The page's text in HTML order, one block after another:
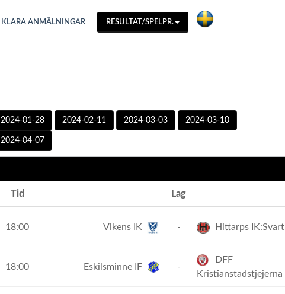
KLARA ANMÄLNINGAR RESULTAT/SPELPR.
2024-01-28 2024-02-11 2024-03-03 2024-03-10
2024-04-07
Tid Lag
18:00 Vikens IK - Hittarps IK:Svart
18:00 Eskilsminne IF -
DFF
Kristianstadstjejerna